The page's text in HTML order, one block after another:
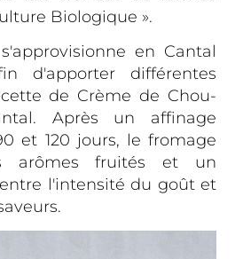
Biologique ».
en Cantal
d'apporter différentes
de Crème de Chou-
Après un affinage
et 120 jours, le fromage
arômes fruités et un
l'intensité du goût et